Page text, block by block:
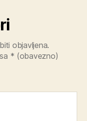
objavljena.
* (obavezno)